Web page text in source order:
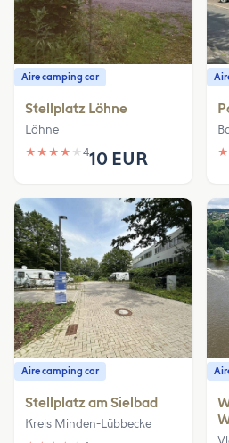
Aire camping car
Stellplatz Löhne
Löhne
★ ★ ★ ★ ★ 410 EUR ★
Aire camping car
Stellplatz am Sielbad
Kreis Minden-Lübbecke